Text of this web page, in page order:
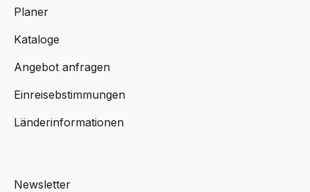
Planer
Kataloge
Angebot anfragen
Einreisebstimmungen
Länderinformationen
Newsletter